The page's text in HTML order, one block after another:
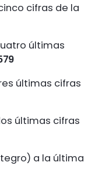
cifras de la
últimas
últimas cifras
últimas cifras
a la última